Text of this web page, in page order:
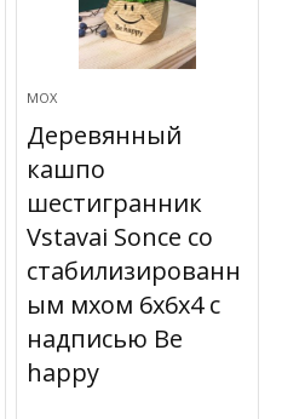
МОХ
Деревянный
кашпо
шестигранник
Vstavai Sonce со
стабилизированн
ым мхом 6х6х4 с
надписью Be
happy